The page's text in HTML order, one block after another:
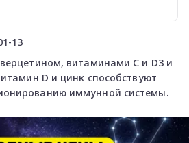
13
витаминами С и D3 и
D и цинк способствуют
иммунной системы.